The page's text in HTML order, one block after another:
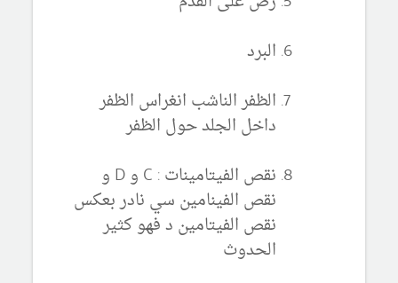
البرد
الظفر الناشب انغراس الظفر
داخل الجلد حول الظفر
نقص الفيتامينات : C و D و
نقص الفينامين سي نادر بعكس
نقص الفيتامين د فهو كثير
الحدوث